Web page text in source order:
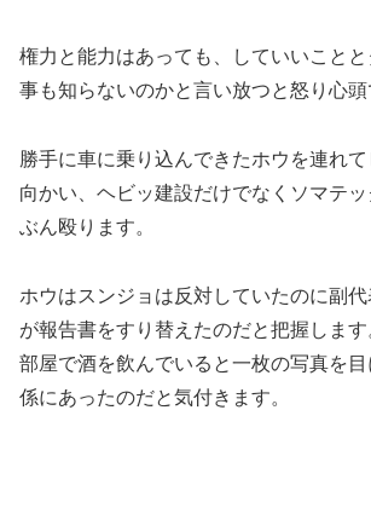
権力と能力はあっても、していいこと
事も知らないのかと言い放つと怒り心頭
勝手に車に乗り込んできたホウを連れ
向かい、ヘビッ建設だけでなくソマテ
ぶん殴ります。
ホウはスンジョは反対していたのに副
が報告書をすり替えたのだと把握しま
部屋で酒を飲んでいると一枚の写真を
係にあったのだと気付きます。